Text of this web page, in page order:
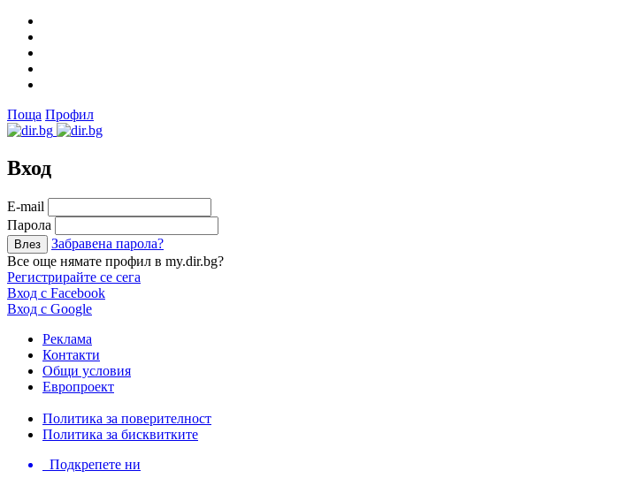
Поща Профил
Вход
Е-mail
Парола
Забравена парола?
Все още нямате профил в my.dir.bg?
Регистрирайте се сега
Вход с Facebook
Вход с Google
Реклама
Контакти
Общи условия
Европроект
Политика за поверителност
Политика за бисквитките
Подкрепете ни